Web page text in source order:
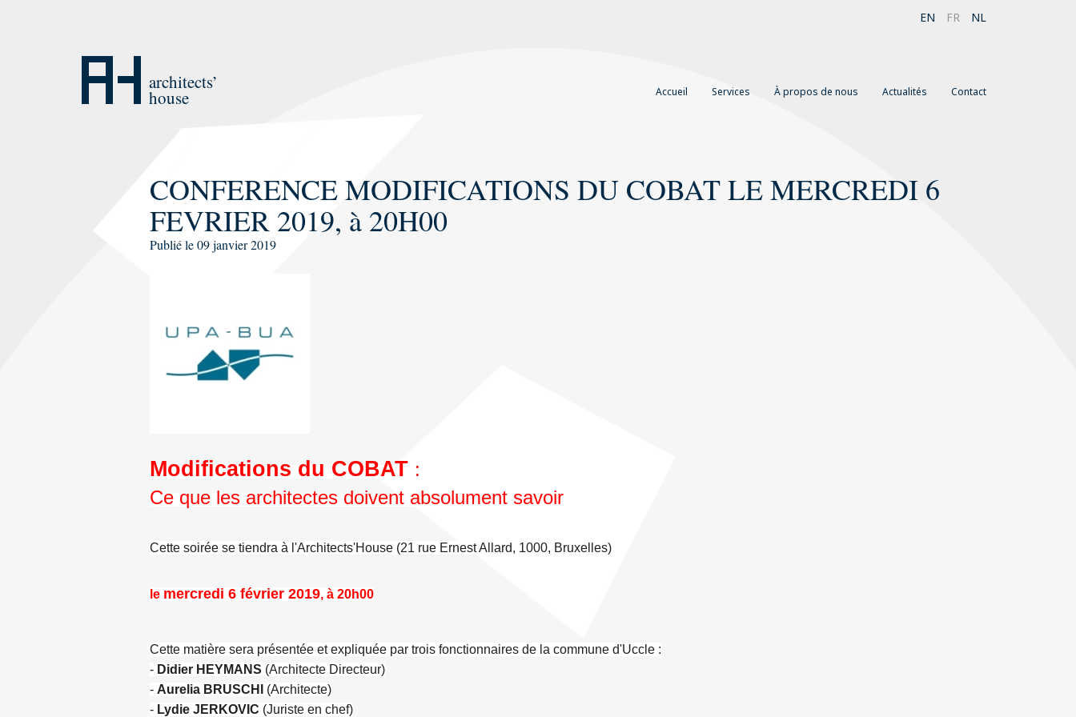
architects’
house
EN FR NL
Accueil Services À propos de nous Actualités Contact
CONFERENCE MODIFICATIONS DU COBAT LE MERCREDI 6
FEVRIER 2019, à 20H00
Publié le09 janvier 2019
Modifications du COBAT :
Ce que les architectes doivent absolument savoir
Cette soirée se tiendra à l'Architects'House (21 rue Ernest Allard, 1000, Bruxelles)
le mercredi 6 février 2019, à 20h00
Cette matière sera présentée et expliquée par trois fonctionnaires de la commune d'Uccle :
- Didier HEYMANS (Architecte Directeur)
- Aurelia BRUSCHI
(Architecte)
- Lydie JERKOVIC (Juriste en chef)